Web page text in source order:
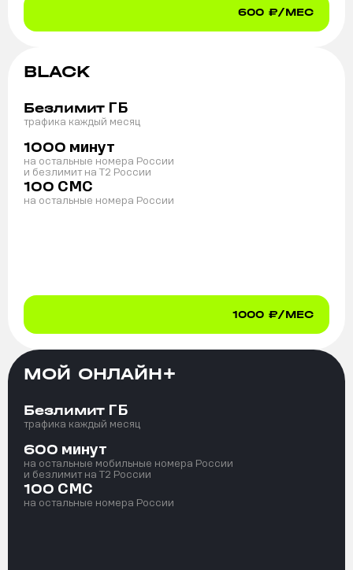
600 ₽/МЕС
BLACK
Безлимит ГБ
трафика каждый месяц
1000 минут
на остальные номера России
и безлимит на T2 России
100 СМС
на остальные номера России
1000 ₽/МЕС
МОЙ ОНЛАЙН+
Безлимит ГБ
трафика каждый месяц
600 минут
на остальные мобильные номера России
и безлимит на T2 России
100 СМС
на остальные номера России